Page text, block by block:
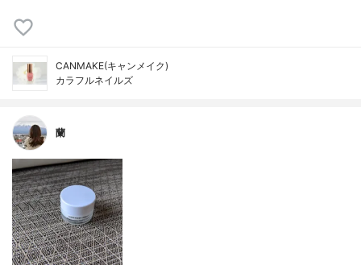
CANMAKE(キャンメイク)
カラフルネイルズ
蘭